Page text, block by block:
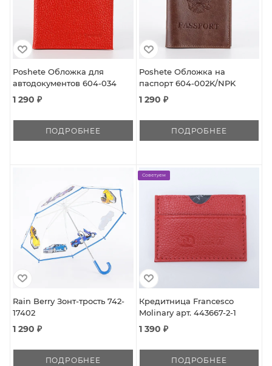
Poshete Обложка для
автодокументов 604-034
1 290 ₽
ПОДРОБНЕЕ
Poshete Обложка на
паспорт 604-002K/NPK
1 290 ₽
ПОДРОБНЕЕ
Rain Berry Зонт-трость 742-
17402
1 290 ₽
ПОДРОБНЕЕ
Советуем
Кредитница Francesco
Molinary арт. 443667-2-1
1 390 ₽
ПОДРОБНЕЕ